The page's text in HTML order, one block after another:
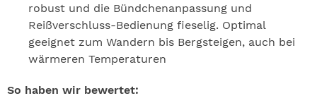
robust und die Bündchenanpassung und
Reißverschluss-Bedienung fieselig. Optimal
geeignet zum Wandern bis Bergsteigen, auch bei
wärmeren Temperaturen
So haben wir bewertet: